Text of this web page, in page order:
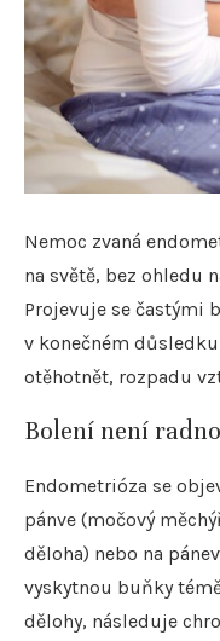
Nemoc zvaná
na světě, bez ohledu
Projevuje se častými
v konečném
otěhotnět, rozpadu
Bolení není
Endometrióza se
pánve (močový
děloha) nebo na
vyskytnou buňky
dělohy, následuje